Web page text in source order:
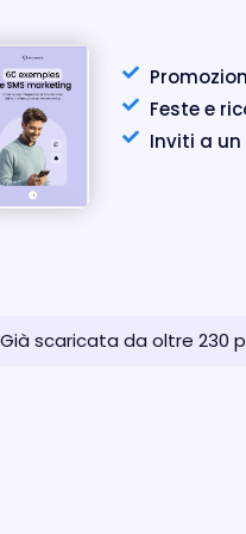
Feste e
Inviti a
Già scaricata da oltre 230